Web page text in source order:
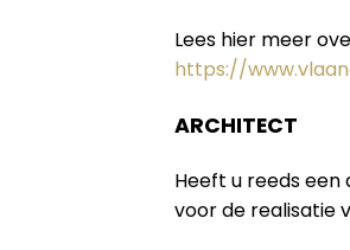
Lees hier meer
https://
ARCHITECT
Heeft u reeds
voor de realisatie